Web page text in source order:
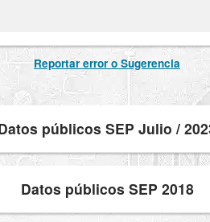
Reportar error o Sugerencia
públicos SEP Julio /
Datos públicos SEP 2018